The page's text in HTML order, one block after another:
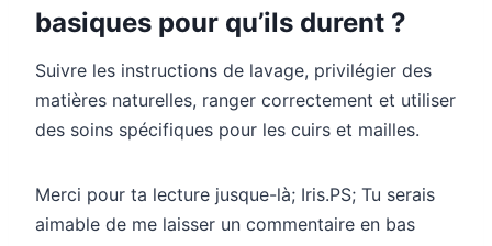
basiques pour qu’ils durent ?
Suivre les instructions de lavage, privilégier des
matières naturelles, ranger correctement et utiliser
des soins spécifiques pour les cuirs et mailles.
Merci pour ta lecture jusque-là; Iris.PS; Tu serais
aimable de me laisser un commentaire en bas